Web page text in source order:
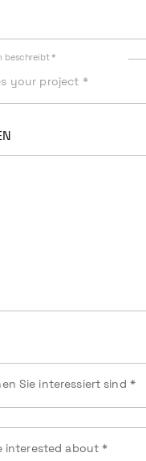
beschreibt *
your project *
Sie interessiert sind *
interested about *